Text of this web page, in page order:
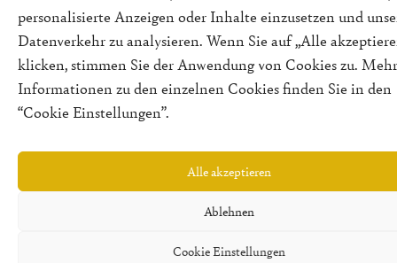
personalisierte Anzeigen oder Inhalte einzusetzen und
Datenverkehr zu analysieren. Wenn Sie auf „Alle
klicken, stimmen Sie der Anwendung von Cookies zu. Mehr
Informationen zu den einzelnen Cookies finden Sie in den
“Cookie Einstellungen”.
Alle akzeptieren
Ablehnen
Cookie Einstellungen